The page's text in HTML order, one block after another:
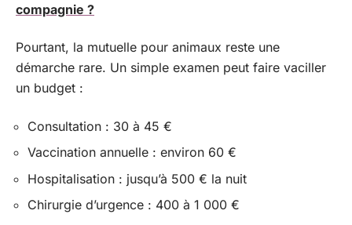
compagnie ?
Pourtant, la mutuelle pour animaux reste une
démarche rare. Un simple examen peut faire vaciller
un budget :
Consultation : 30 à 45 €
Vaccination annuelle : environ 60 €
Hospitalisation : jusqu’à 500 € la nuit
Chirurgie d’urgence : 400 à 1 000 €